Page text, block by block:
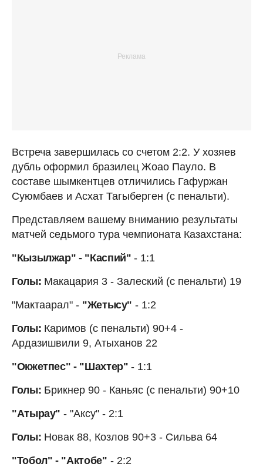
Встреча завершилась со счетом 2:2. У хозяев
дубль оформил бразилец Жоао Пауло. В
составе шымкентцев отличились Гафуржан
Суюмбаев и Асхат Тагыберген (с пенальти).
Представляем вашему вниманию результаты
матчей седьмого тура чемпионата Казахстана:
"Кызылжар" - "Каспий"- 1:1
Голы: Макацария 3 - Залеский (с пенальти) 19
"Мактаарал" - "Жетысу" - 1:2
Голы: Каримов (с пенальти) 90+4 -
Ардазишвили 9, Атыханов 22
"Окжетпес" - "Шахтер"- 1:1
Голы: Брикнер 90 - Каньяс (с пенальти) 90+10
"Атырау" - "Аксу" - 2:1
Голы: Новак 88, Козлов 90+3 - Сильва 64
"Тобол" - "Актобе" - 2:2